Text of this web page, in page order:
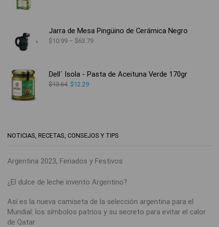
Jarra de Mesa Pingüino de Cerámica Negro
$10.99 – $63.79
Dell´ Isola - Pasta de Aceituna Verde 170gr
$13.64 $12.29
NOTICIAS, RECETAS, CONSEJOS Y TIPS
Argentina 2023, Feriados y Festivos
¿El dulce de leche invento Argentino?
Así es la nueva camiseta de la selección argentina para el
Mundial: los símbolos patrios y su secreto para evitar el calor
de Qatar